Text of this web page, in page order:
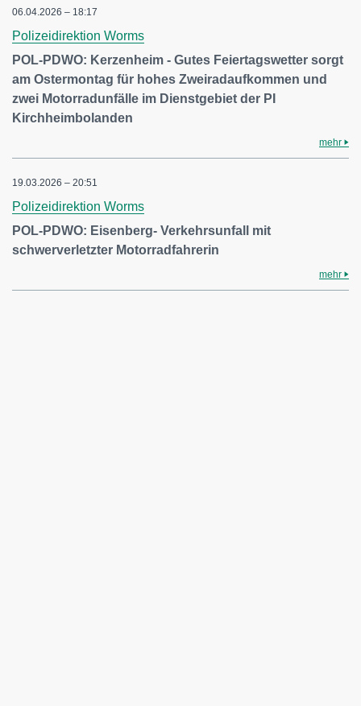
06.04.2026 – 18:17
Polizeidirektion Worms
POL-PDWO: Kerzenheim - Gutes Feiertagswetter sorgt
am Ostermontag für hohes Zweiradaufkommen und
zwei Motorradunfälle im Dienstgebiet der PI
Kirchheimbolanden
mehr
19.03.2026 – 20:51
Polizeidirektion Worms
POL-PDWO: Eisenberg- Verkehrsunfall mit
schwerverletzter Motorradfahrerin
mehr